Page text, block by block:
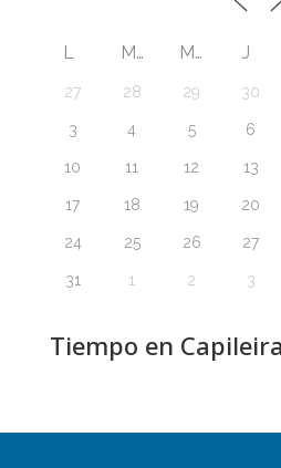
L M M J
27 28 29 30
3 4 5 6
10 11 12 13
17 18 19 20
24 25 26 27
31 1 2 3
Tiempo en Capileira